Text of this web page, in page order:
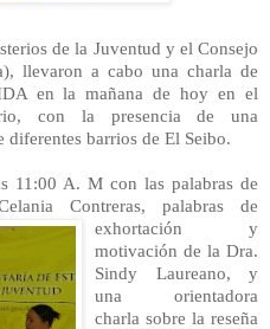
de la Juventud y el Consejo
llevaron a cabo una charla de
en la mañana de hoy en el
con la presencia de una
diferentes barrios de El Seibo.
11:00 A. M con las palabras de
Contreras, palabras de
exhortación y
motivación de la Dra.
Sindy Laureano, y
una orientadora
charla sobre la reseña